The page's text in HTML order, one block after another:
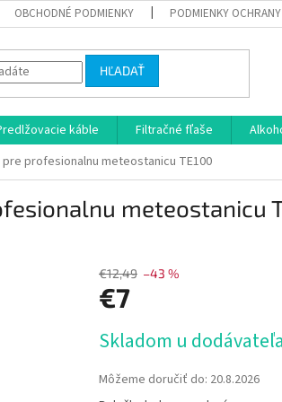
OBCHODNÉ PODMIENKY PODMIENKY OCHRANY
HĽADAŤ
káble Filtračné fľaše
profesionalnu meteostanicu TE100
meteostanicu
€12,49 –43 %
€7
cena:
Skladom u
Môžeme doručiť do: 20.8.2026